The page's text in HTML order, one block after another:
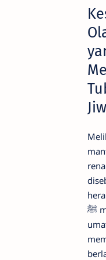
ﷺ menganjurkan